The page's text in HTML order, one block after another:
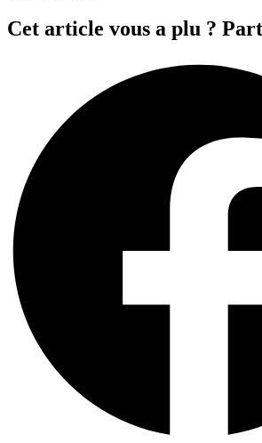
Cet article vous a plu ?